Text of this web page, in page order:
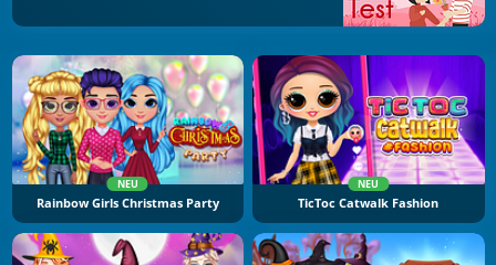
NEU
Rainbow Girls Christmas Party
NEU
TicToc Catwalk Fashion